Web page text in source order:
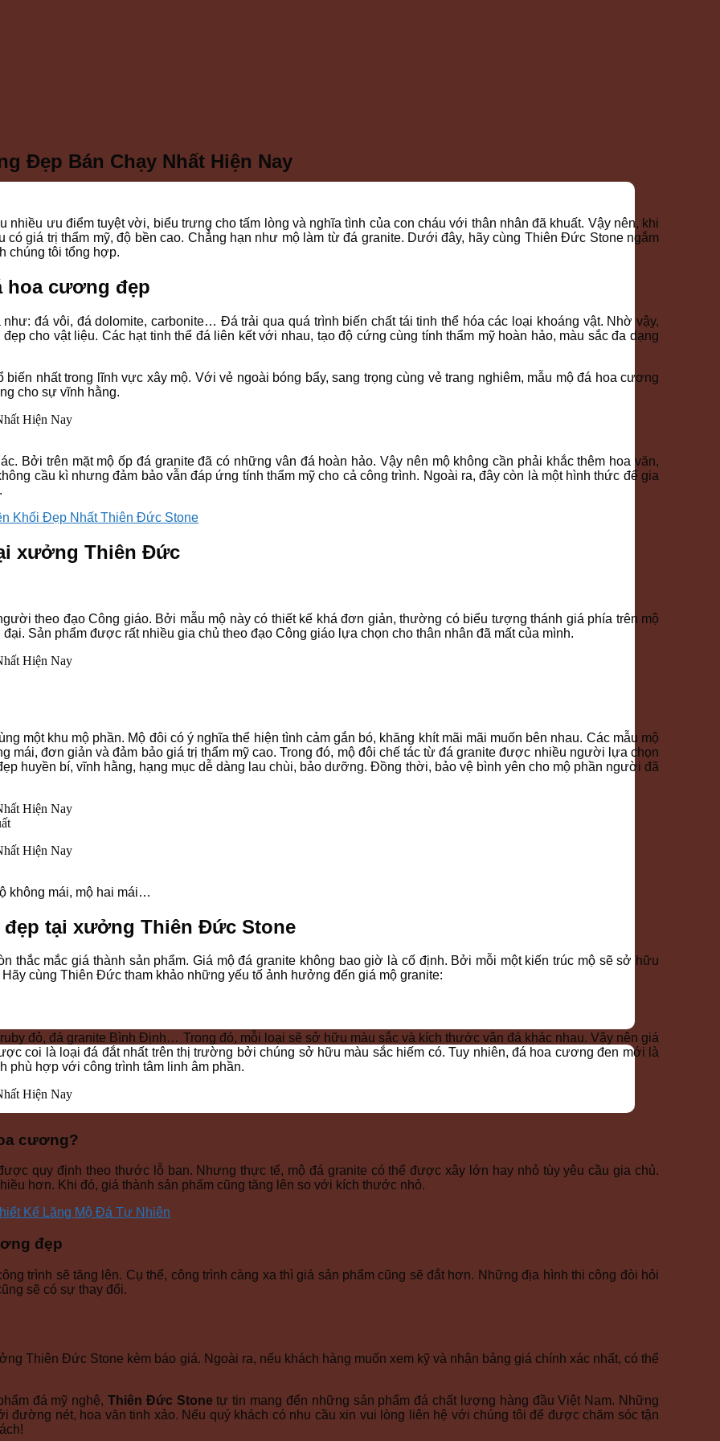
Đẹp Bán Chạy Nhất Hiện Nay
nhiều ưu điểm tuyệt vời, biểu trưng cho tấm lòng và nghĩa tình của con cháu với thân nhân đã khuất. Vậy nên, khi
giá trị thẩm mỹ, độ bền cao. Chẳng hạn như mộ làm từ đá granite. Dưới đây, hãy cùng Thiên Đức Stone ngắm
chúng tôi tổng hợp.
hoa cương đẹp
đá vôi, đá dolomite, carbonite… Đá trải qua quá trình biến chất tái tinh thể hóa các loại khoáng vật. Nhờ vậy,
cho vật liệu. Các hạt tinh thể đá liên kết với nhau, tạo độ cứng cùng tính thẩm mỹ hoàn hảo, màu sắc đa dạng
nhất trong lĩnh vực xây mộ. Với vẻ ngoài bóng bẩy, sang trọng cùng vẻ trang nghiêm, mẫu mộ đá hoa cương
cho sự vĩnh hằng.
Bởi trên mặt mộ ốp đá granite đã có những vân đá hoàn hảo. Vậy nên mộ không cần phải khắc thêm hoa văn,
cầu kì nhưng đảm bảo vẫn đáp ứng tính thẩm mỹ cho cả công trình. Ngoài ra, đây còn là một hình thức để gia
Khối Đẹp Nhất Thiên Đức Stone
xưởng Thiên Đức
theo đạo Công giáo. Bởi mẫu mộ này có thiết kế khá đơn giản, thường có biểu tượng thánh giá phía trên mộ
Sản phẩm được rất nhiều gia chủ theo đạo Công giáo lựa chọn cho thân nhân đã mất của mình.
một khu mộ phần. Mộ đôi có ý nghĩa thể hiện tình cảm gắn bó, khăng khít mãi mãi muốn bên nhau. Các mẫu mộ
mái, đơn giản và đảm bảo giá trị thẩm mỹ cao. Trong đó, mộ đôi chế tác từ đá granite được nhiều người lựa chọn
huyền bí, vĩnh hằng, hạng mục dễ dàng lau chùi, bảo dưỡng. Đồng thời, bảo vệ bình yên cho mộ phần người đã
không mái, mộ hai mái…
tại xưởng Thiên Đức Stone
thắc mắc giá thành sản phẩm. Giá mộ đá granite không bao giờ là cố định. Bởi mỗi một kiến trúc mộ sẽ sở hữu
cùng Thiên Đức tham khảo những yếu tố ảnh hưởng đến giá mộ granite:
đỏ, đá granite Bình Định… Trong đó, mỗi loại sẽ sở hữu màu sắc và kích thước vân đá khác nhau. Vậy nên giá
coi là loại đá đắt nhất trên thị trường bởi chúng sở hữu màu sắc hiếm có. Tuy nhiên, đá hoa cương đen mới là
phù hợp với công trình tâm linh âm phần.
cương?
quy định theo thước lỗ ban. Nhưng thực tế, mộ đá granite có thể được xây lớn hay nhỏ tùy yêu cầu gia chủ.
hơn. Khi đó, giá thành sản phẩm cũng tăng lên so với kích thước nhỏ.
Kế Lăng Mộ Đá Tự Nhiên
đẹp
trình sẽ tăng lên. Cụ thể, công trình càng xa thì giá sản phẩm cũng sẽ đắt hơn. Những địa hình thi công đòi hỏi
sẽ có sự thay đổi.
Thiên Đức Stone kèm báo giá. Ngoài ra, nếu khách hàng muốn xem kỹ và nhận bảng giá chính xác nhất, có thể
đá mỹ nghệ, Thiên Đức Stonetự tin mang đến những sản phẩm đá chất lượng hàng đầu Việt Nam. Những
nét, hoa văn tinh xảo. Nếu quý khách có nhu cầu xin vui lòng liên hệ với chúng tôi để được chăm sóc tận